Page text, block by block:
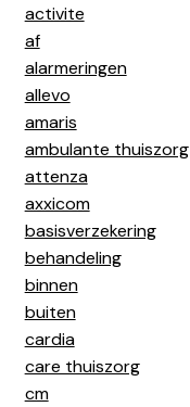
activite
af
alarmeringen
allevo
amaris
ambulante thuiszorg
attenza
axxicom
basisverzekering
behandeling
binnen
buiten
cardia
care thuiszorg
cm